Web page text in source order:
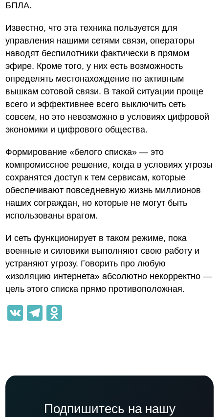
БПЛА.
Известно, что эта техника пользуется для
управления нашими сетями связи, операторы
наводят беспилотники фактически в прямом
эфире. Кроме того, у них есть возможность
определять местонахождение по активным
вышкам сотовой связи. В такой ситуации проще
всего и эффективнее всего выключить сеть
совсем, но это невозможно в условиях цифровой
экономики и цифрового общества.
Формирование «белого списка» — это
компромиссное решение, когда в условиях угрозы
сохранятся доступ к тем сервисам, которые
обеспечивают повседневную жизнь миллионов
наших сограждан, но которые не могут быть
использованы врагом.
И сеть функционирует в таком режиме, пока
военные и силовики выполняют свою работу и
устраняют угрозу. Говорить про любую
«изоляцию интернета» абсолютно некорректно —
цель этого списка прямо противоположная.
VK Telegram
Подпишитесь на нашу